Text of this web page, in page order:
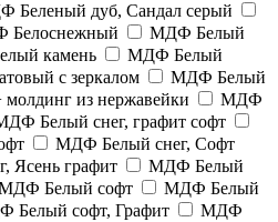
Беленый дуб, Сандал серый
МДФ Белый
камень
МДФ Белый
с зеркалом
МДФ Белый
из нержавейки
МДФ
Белый снег, графит софт
МДФ Белый снег, Софт
Ясень графит
МДФ Белый
Белый софт
МДФ Белый
Белый софт, Графит
МДФ